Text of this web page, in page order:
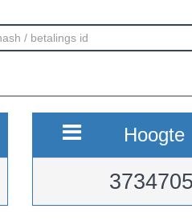
Hoogte
3734705